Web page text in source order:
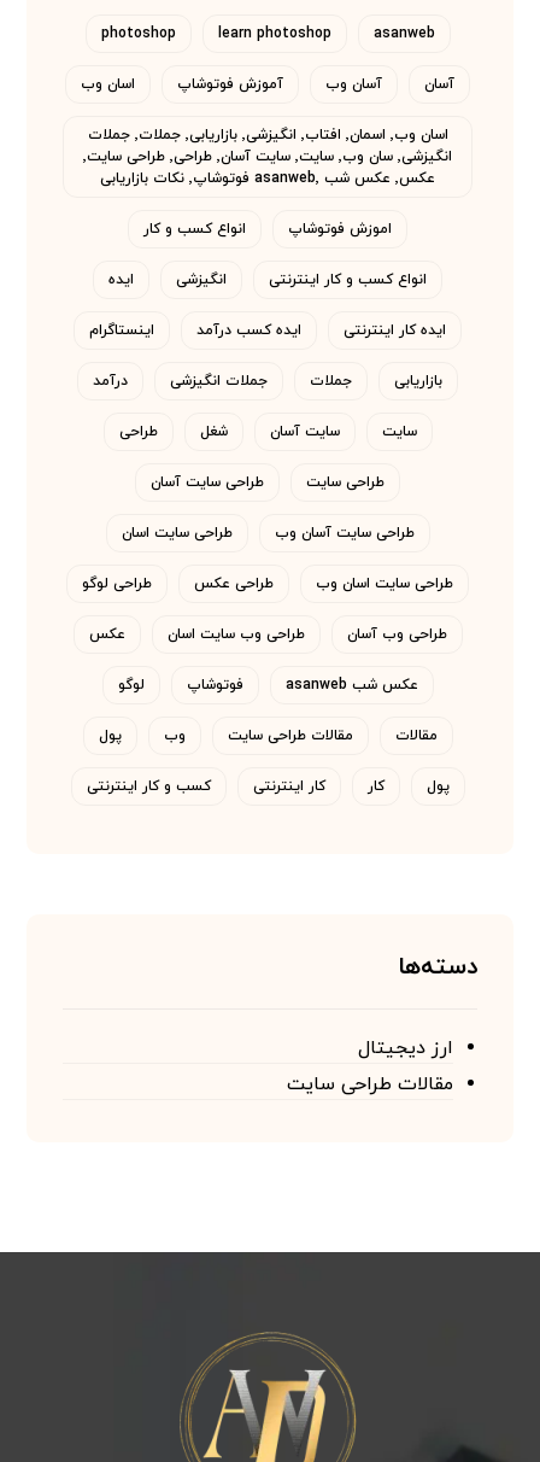
asanweb
learn photoshop
photoshop
آسان آسان وب آموزش فوتوشاپ اسان وب
اسان وب٬ اسمان٬ افتاب٬ انگیزشی٬ بازاریابی٬ جملات٬ جملات
انگیزشی٬ سان وب٬ سایت٬ سایت آسان٬ طراحی٬ طراحی سایت٬
عکس٬ عکس شب asanweb٬ فوتوشاپ٬ نکات بازاریابی
اموزش فوتوشاپ انواع کسب و کار
انواع کسب و کار اینترنتی انگیزشی ایده
ایده کار اینترنتی ایده کسب درآمد اینستاگرام
بازاریابی جملات جملات انگیزشی درآمد
سایت سایت آسان شغل طراحی
طراحی سایت طراحی سایت آسان
طراحی سایت آسان وب طراحی سایت اسان
طراحی سایت اسان وب طراحی عکس طراحی لوگو
طراحی وب آسان طراحی وب سایت اسان عکس
عکس شب asanweb فوتوشاپ لوگو
مقالات مقالات طراحی سایت وب پول
پول کار کار اینترنتی کسب و کار اینترنتی
دسته‌ها
ارز دیجیتال
مقالات طراحی سایت